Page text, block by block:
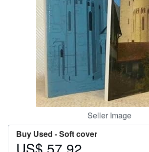
Seller Image
Buy Used -Soft cover
Price
US$ 57.92